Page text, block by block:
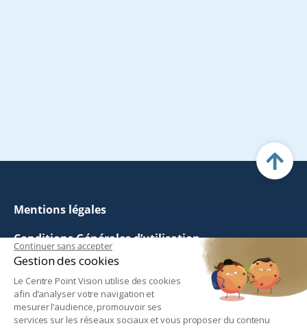
Mentions légales
Conditions Générales d’utilisation
Politique de Gestion des Cookies
Politique de Confidentialité
Questions fréquentes
Continuer sans accepter
Gestion des cookies
Le Centre Point Vision utilise des cookies
afin d’analyser votre navigation et
mesurer l’audience, promouvoir ses
services sur les réseaux sociaux et vous proposer du contenu